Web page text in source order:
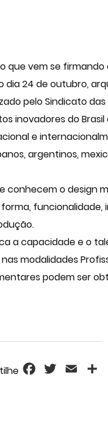
que vem se
dia 24 de outubro,
pelo Sindicato
inovadores do Brasil
e
argentinos,
conhecem o design
funcionalidade,
a capacidade e o
modalidades
podem ser
FacebookTwitterEmail